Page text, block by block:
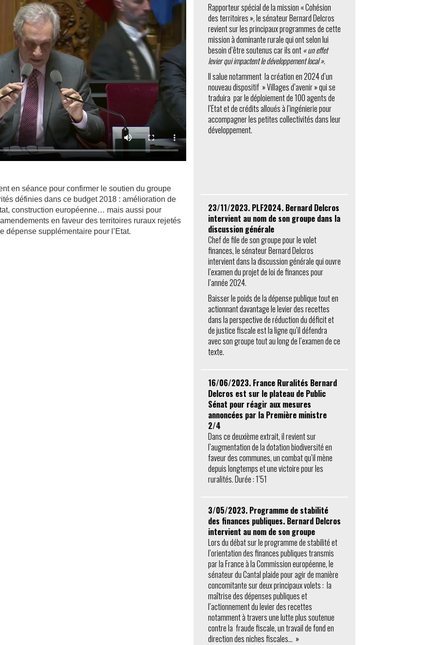
en séance pour confirmer le soutien du groupe
définies dans ce budget 2018 : amélioration de
construction européenne… mais aussi pour
en faveur des territoires ruraux rejetés
dépense supplémentaire pour l’Etat.
Rapporteur spécial de la mission « Cohésion
des territoires », le sénateur Bernard Delcros
revient sur les principaux programmes de cette
mission à dominante rurale qui ont selon lui
besoin d’être soutenus car ils ont « un effet
levier qui impactent le développement local ».
Il salue notamment la création en 2024 d’un
nouveau dispositif » Villages d’avenir » qui se
traduira par le déploiement de 100 agents de
l’Etat et de crédits alloués à l’ingénierie pour
accompagner les petites collectivités dans leur
développement.
23/11/2023. PLF2024. Bernard Delcros
intervient au nom de son groupe dans la
discussion générale
Chef de file de son groupe pour le volet
finances, le sénateur Bernard Delcros
intervient dans la discussion générale qui ouvre
l’examen du projet de loi de finances pour
l’année 2024.
Baisser le poids de la dépense publique tout en
actionnant davantage le levier des recettes
dans la perspective de réduction du déficit et
de justice fiscale est la ligne qu’il défendra
avec son groupe tout au long de l’examen de ce
texte.
16/06/2023. France Ruralités Bernard
Delcros est sur le plateau de Public
Sénat pour réagir aux mesures
annoncées par la Première ministre
2/4
Dans ce deuxième extrait, il revient sur
l’augmentation de la dotation biodiversité en
faveur des communes, un combat qu’il mène
depuis longtemps et une victoire pour les
ruralités. Durée : 1’51
3/05/2023. Programme de stabilité
des finances publiques. Bernard Delcros
intervient au nom de son groupe
Lors du débat sur le programme de stabilité et
l’orientation des finances publiques transmis
par la France à la Commission européenne, le
sénateur du Cantal plaide pour agir de manière
concomitante sur deux principaux volets : la
maîtrise des dépenses publiques et
l’actionnement du levier des recettes
notamment à travers une lutte plus soutenue
contre la fraude fiscale, un travail de fond en
direction des niches fiscales… »